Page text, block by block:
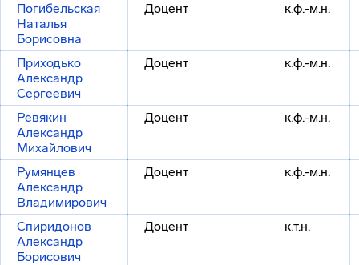
Погибельская
Наталья
Борисовна
Доцент к.ф.-м.н.
Приходько
Александр
Сергеевич
Доцент к.ф.-м.н.
Ревякин
Александр
Михайлович
Доцент к.ф.-м.н.
Румянцев
Александр
Владимирович
Доцент к.ф.-м.н.
Спиридонов
Александр
Борисович
Доцент к.т.н.